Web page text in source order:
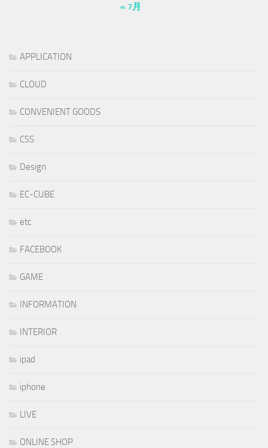
« 7月
APPLICATION
CLOUD
CONVENIENT GOODS
CSS
Design
EC-CUBE
etc
FACEBOOK
GAME
INFORMATION
INTERIOR
ipad
iphone
LIVE
ONLINE SHOP